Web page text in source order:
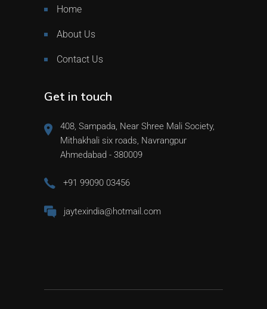
Home
About Us
Contact Us
Get in touch
408, Sampada, Near Shree Mali Society,
Mithakhali six roads, Navrangpur
Ahmedabad - 380009
+91 99090 03456
jaytexindia@hotmail.com